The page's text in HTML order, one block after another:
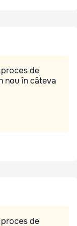
de
nou în câteva
de